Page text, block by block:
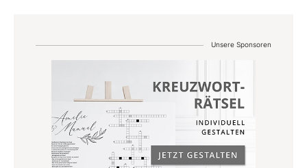
Unsere Sponsoren